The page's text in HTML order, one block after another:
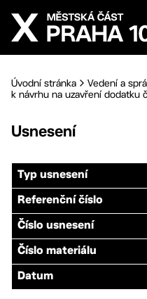
Přejít na hlavní obsah
Úvodní stránka Vedení a
k návrhu na uzavření dodatku
Usnesení
Typ usnesení
Referenční číslo
Číslo usnesení
Číslo materiálu
Datum